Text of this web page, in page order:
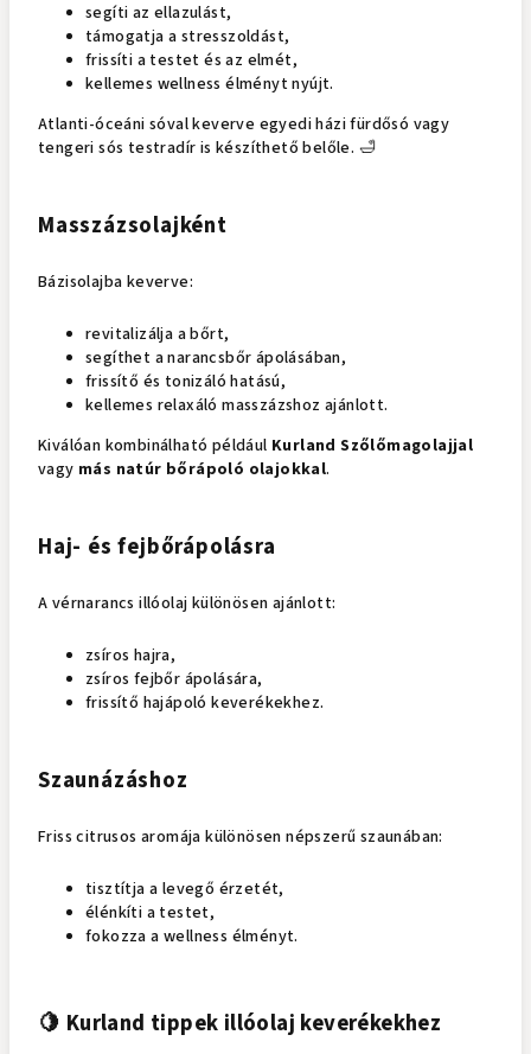
segíti az ellazulást,
támogatja a stresszoldást,
frissíti a testet és az elmét,
kellemes wellness élményt nyújt.
Atlanti-óceáni sóval keverve egyedi házi fürdősó vagy
tengeri sós testradír is készíthető belőle. 🛁
Masszázsolajként
Bázisolajba keverve:
revitalizálja a bőrt,
segíthet a narancsbőr ápolásában,
frissítő és tonizáló hatású,
kellemes relaxáló masszázshoz ajánlott.
Kiválóan kombinálható például Kurland Szőlőmagolajjal
vagy más natúr bőrápoló olajokkal.
Haj- és fejbőrápolásra
A vérnarancs illóolaj különösen ajánlott:
zsíros hajra,
zsíros fejbőr ápolására,
frissítő hajápoló keverékekhez.
Szaunázáshoz
Friss citrusos aromája különösen népszerű szaunában:
tisztítja a levegő érzetét,
élénkíti a testet,
fokozza a wellness élményt.
🍋 Kurland tippek illóolaj keverékekhez